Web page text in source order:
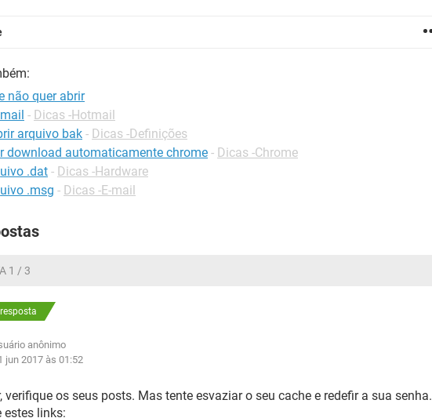
não quer abrir
- Dicas -Hotmail
arquivo bak - Dicas -Definições
download automaticamente chrome - Dicas -Chrome
.dat - Dicas -Hardware
.msg - Dicas -E-mail
1 / 3
anônimo
jun 2017 às 01:52
verifique os seus posts. Mas tente esvaziar o seu cache e redefir a sua senha.
estes links: